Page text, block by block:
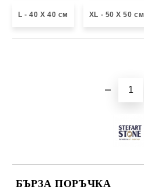
L - 40 X 40 см XL - 50 X 50 см
БЪРЗА ПОРЪЧКА